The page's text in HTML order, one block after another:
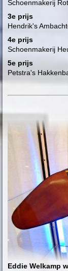
Schoenmakerij
3e prijs
Hendrik's
4e prijs
Schoenmakerij
5e prijs
Petstra's
Eddie Welkamp